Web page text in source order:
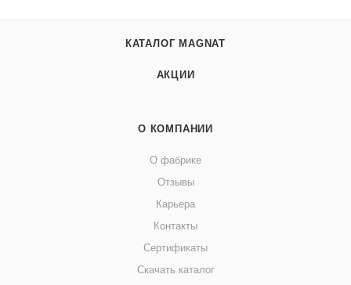
КАТАЛОГ MAGNAT
АКЦИИ
О КОМПАНИИ
О фабрике
Отзывы
Карьера
Контакты
Сертификаты
Скачать каталог